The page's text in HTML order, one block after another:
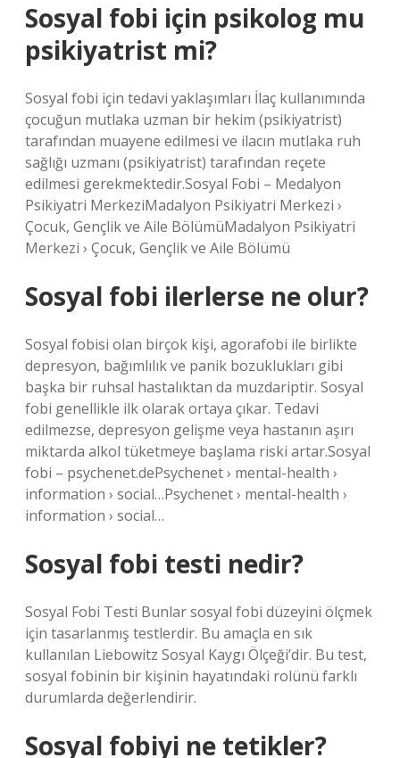
Sosyal fobi için psikolog mu
psikiyatrist mi?
Sosyal fobi için tedavi yaklaşımları İlaç kullanımında
çocuğun mutlaka uzman bir hekim (psikiyatrist)
tarafından muayene edilmesi ve ilacın mutlaka ruh
sağlığı uzmanı (psikiyatrist) tarafından reçete
edilmesi gerekmektedir.Sosyal Fobi – Medalyon
Psikiyatri MerkeziMadalyon Psikiyatri Merkezi ›
Çocuk, Gençlik ve Aile BölümüMadalyon Psikiyatri
Merkezi › Çocuk, Gençlik ve Aile Bölümü
Sosyal fobi ilerlerse ne olur?
Sosyal fobisi olan birçok kişi, agorafobi ile birlikte
depresyon, bağımlılık ve panik bozuklukları gibi
başka bir ruhsal hastalıktan da muzdariptir. Sosyal
fobi genellikle ilk olarak ortaya çıkar. Tedavi
edilmezse, depresyon gelişme veya hastanın aşırı
miktarda alkol tüketmeye başlama riski artar.Sosyal
fobi – psychenet.dePsychenet › mental-health ›
information › social…Psychenet › mental-health ›
information › social…
Sosyal fobi testi nedir?
Sosyal Fobi Testi Bunlar sosyal fobi düzeyini ölçmek
için tasarlanmış testlerdir. Bu amaçla en sık
kullanılan Liebowitz Sosyal Kaygı Ölçeği’dir. Bu test,
sosyal fobinin bir kişinin hayatındaki rolünü farklı
durumlarda değerlendirir.
Sosyal fobiyi ne tetikler?